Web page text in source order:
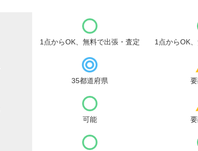
1点からOK、無料で出張・査定
1点からOK
35都道府県
可能